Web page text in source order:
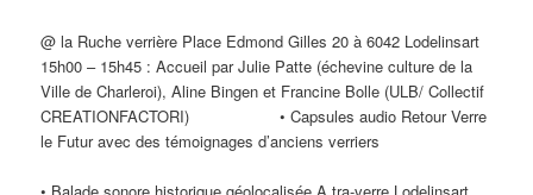
@ la Ruche verrière Place Edmond Gilles 20 à 6042 Lodelinsart
15h00 – 15h45 : Accueil par Julie Patte (échevine culture de la
Ville de Charleroi), Aline Bingen et Francine Bolle (ULB/ Collectif
CREATIONFACTORI) • Capsules audio Retour Verre
le Futur avec des témoignages d’anciens verriers